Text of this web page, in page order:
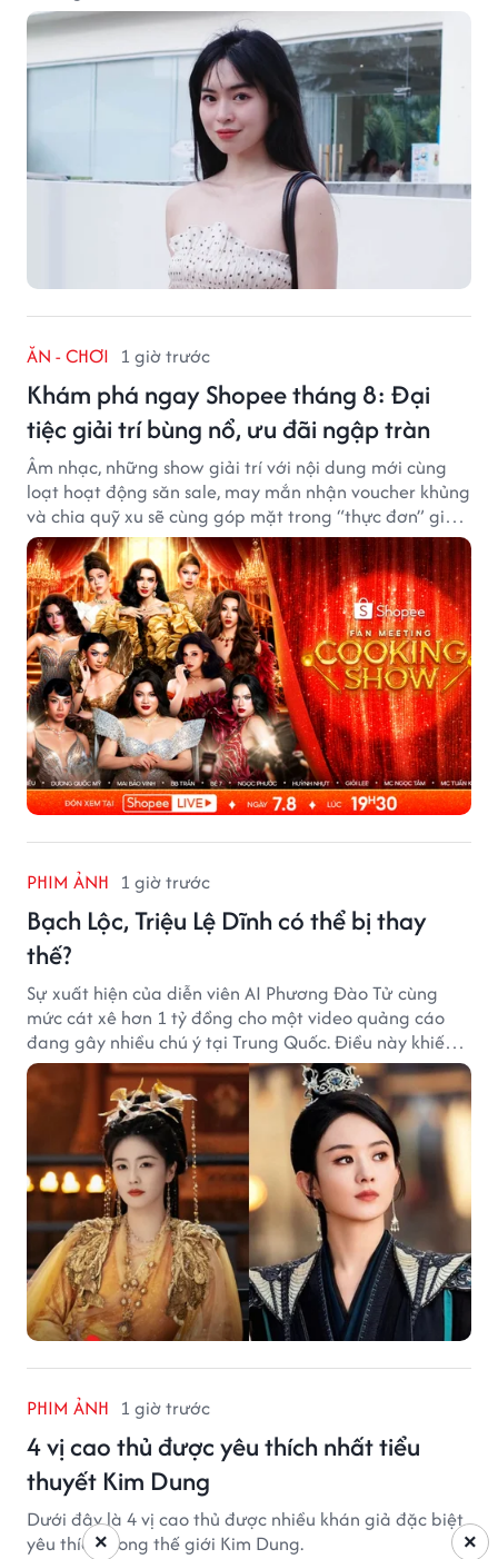
ĂN - CHƠI 1 giờ trước
Khám phá ngay Shopee tháng 8: Đại
tiệc giải trí bùng nổ, ưu đãi ngập tràn
Âm nhạc, những show giải trí với nội dung mới cùng
loạt hoạt động săn sale, may mắn nhận voucher khủng
và chia quỹ xu sẽ cùng góp mặt trong “thực đơn” giải
trí cuối tuần trên Shopee, diễn ra liên tiếp vào ngày
7/8 và 8/8.
PHIM ẢNH 1 giờ trước
Bạch Lộc, Triệu Lệ Dĩnh có thể bị thay
thế?
Sự xuất hiện của diễn viên AI Phương Đào Tử cùng
mức cát xê hơn 1 tỷ đồng cho một video quảng cáo
đang gây nhiều chú ý tại Trung Quốc. Điều này khiến
không ít người đặt câu hỏi liệu những ngôi sao hàng
đầu như Bạch Lộc, Triệu Lệ Dĩnh có thể bị thay thế
trong tương lai.
PHIM ẢNH 1 giờ trước
4 vị cao thủ được yêu thích nhất tiểu
thuyết Kim Dung
Dưới đây là 4 vị cao thủ được nhiều khán giả đặc biệt
yêu thích trong thế giới Kim Dung.
×
×